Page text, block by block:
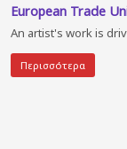
European Trade
An artist's work is
Περισσότερα